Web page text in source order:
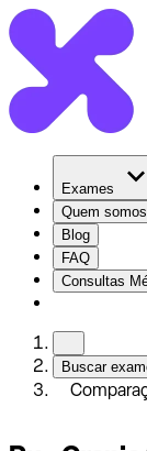
Exames
Quem somos
Blog
FAQ
Consultas
Buscar